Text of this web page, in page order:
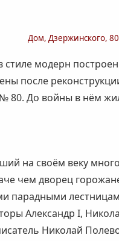
Дом, Дзержинского, 80
модерн построен
после
80. До войны в нём
на своём веку
чем дворец
парадными
Александр I,
Николай